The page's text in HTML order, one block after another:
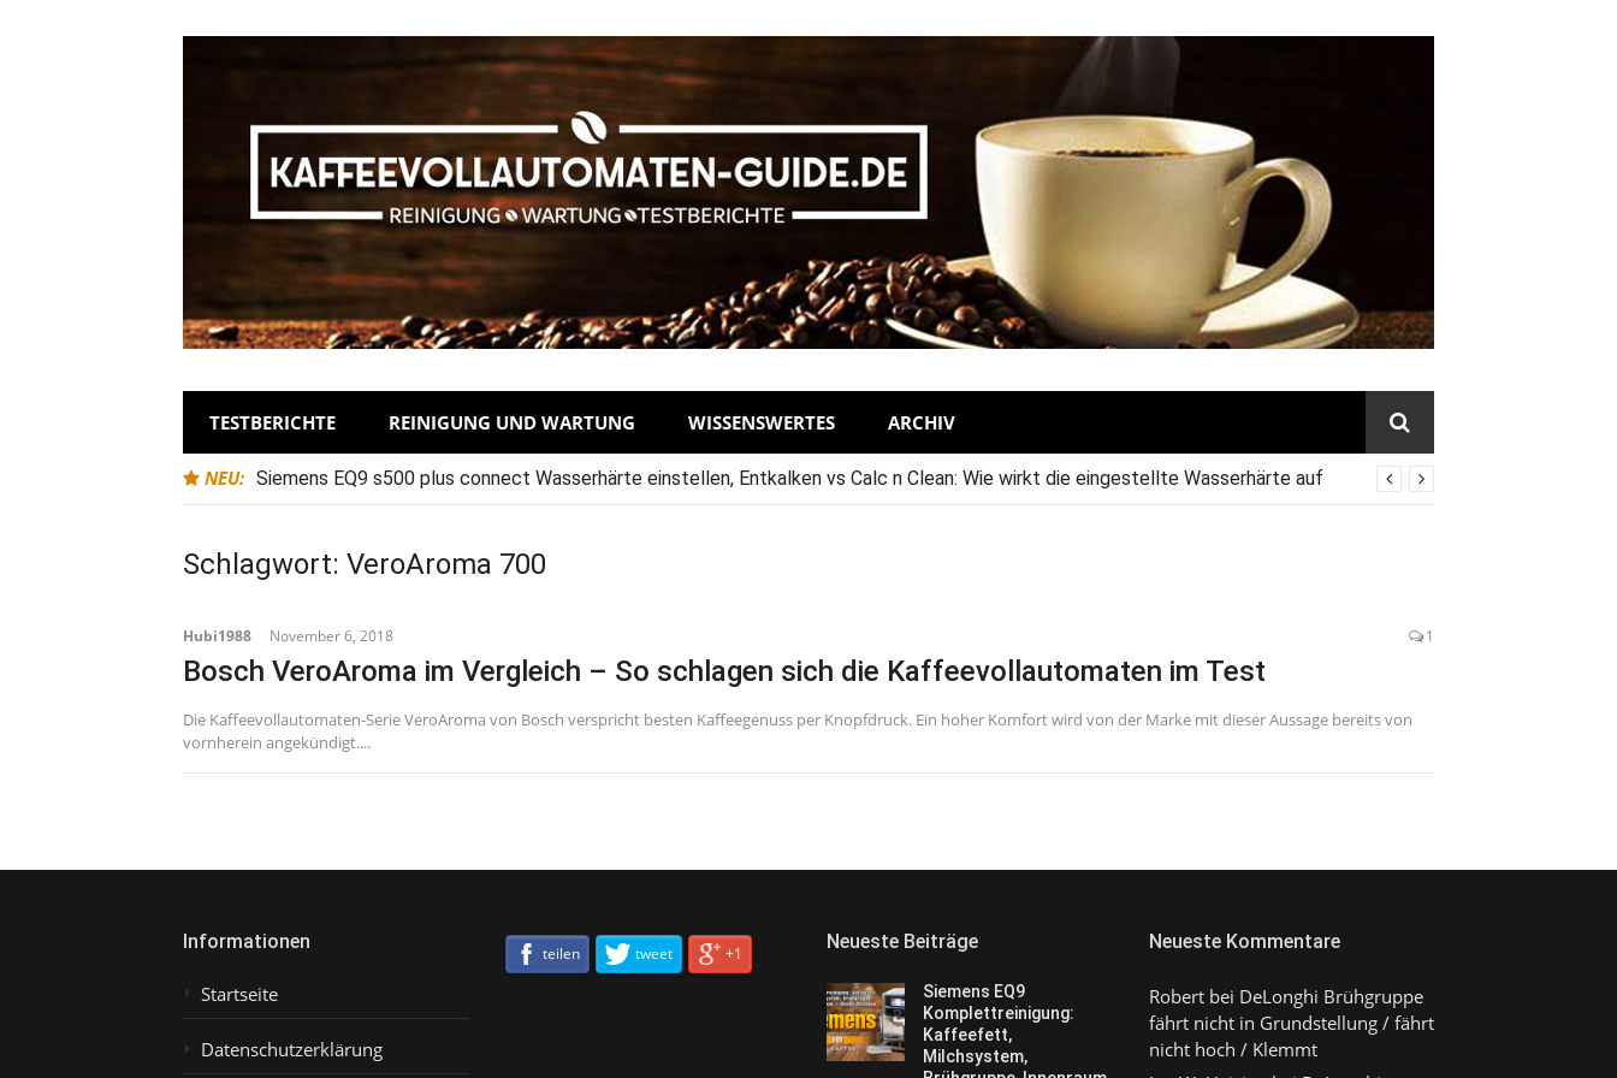
TESTBERICHTE REINIGUNG UND WARTUNG WISSENSWERTES ARCHIV
NEU: Siemens EQ9 s500 plus connect Wasserhärte einstellen, Entkalken vs Calc n Clean: Wie wirkt die eingestellte Wasserhärte auf
Entkalkungszyklen?
Schlagwort: VeroAroma 700
Hubi1988 November 6, 2018 1
Bosch VeroAroma im Vergleich – So schlagen sich die Kaffeevollautomaten im Test
Die Kaffeevollautomaten-Serie VeroAroma von Bosch verspricht besten Kaffeegenuss per Knopfdruck. Ein hoher Komfort wird von der Marke mit dieser Aussage bereits von
vornherein angekündigt....
Informationen
Startseite
Datenschutzerklärung
teilen tweet +1
Neueste Beiträge
Siemens EQ9
Komplettreinigung:
Kaffeefett,
Milchsystem,
Neueste Kommentare
Robertbei DeLonghi Brühgruppe
fährt nicht in Grundstellung / fährt
nicht hoch / Klemmt